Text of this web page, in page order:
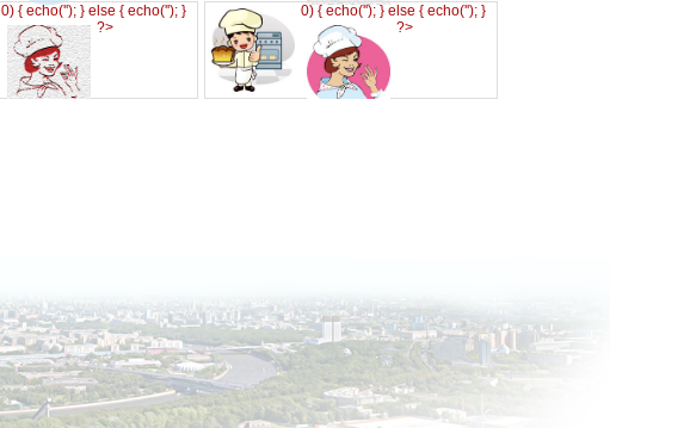
0) { echo(''); } else { echo(''); }
?>
0) { echo(''); } else { echo(''); }
?>